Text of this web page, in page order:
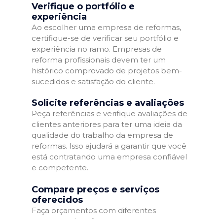
Verifique o portfólio e
experiência
Ao escolher uma empresa de reformas,
certifique-se de verificar seu portfólio e
experiência no ramo. Empresas de
reforma profissionais devem ter um
histórico comprovado de projetos bem-
sucedidos e satisfação do cliente.
Solicite referências e avaliações
Peça referências e verifique avaliações de
clientes anteriores para ter uma ideia da
qualidade do trabalho da empresa de
reformas. Isso ajudará a garantir que você
está contratando uma empresa confiável
e competente.
Compare preços e serviços
oferecidos
Faça orçamentos com diferentes